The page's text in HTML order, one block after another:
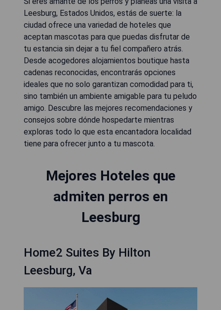
Leesburg, Estados Unidos, estás de suerte: la
ciudad ofrece una variedad de hoteles que
aceptan mascotas para que puedas disfrutar de
tu estancia sin dejar a tu fiel compañero atrás.
Desde acogedores alojamientos boutique hasta
cadenas reconocidas, encontrarás opciones
ideales que no solo garantizan comodidad para ti,
sino también un ambiente amigable para tu peludo
amigo. Descubre las mejores recomendaciones y
consejos sobre dónde hospedarte mientras
exploras todo lo que esta encantadora localidad
tiene para ofrecer junto a tu mascota.
Mejores Hoteles que
admiten perros en
Leesburg
Home2 Suites By Hilton
Leesburg, Va